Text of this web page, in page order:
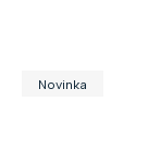
Novinka